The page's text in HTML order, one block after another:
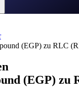
(EGP) zu RLC
(EGP) zu